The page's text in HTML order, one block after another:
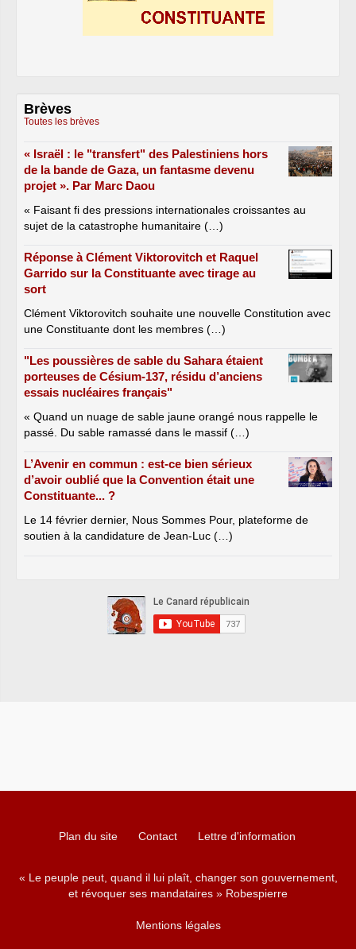
Brèves
Toutes les brèves
« Israël : le "transfert" des Palestiniens hors
de la bande de Gaza, un fantasme devenu
projet ». Par Marc Daou
« Faisant fi des pressions internationales croissantes au
sujet de la catastrophe humanitaire (…)
Réponse à Clément Viktorovitch et Raquel
Garrido sur la Constituante avec tirage au
sort
Clément Viktorovitch souhaite une nouvelle Constitution avec
une Constituante dont les membres (…)
"Les poussières de sable du Sahara étaient
porteuses de Césium-137, résidu d’anciens
essais nucléaires français"
« Quand un nuage de sable jaune orangé nous rappelle le
passé. Du sable ramassé dans le massif (…)
L’Avenir en commun : est-ce bien sérieux
d’avoir oublié que la Convention était une
Constituante... ?
Le 14 février dernier, Nous Sommes Pour, plateforme de
soutien à la candidature de Jean-Luc (…)
Plan du site Contact Lettre d'information
« Le peuple peut, quand il lui plaît, changer son gouvernement,
et révoquer ses mandataires » Robespierre
Mentions légales